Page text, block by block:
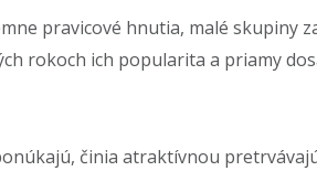
pravicové hnutia, malé skupiny
rokoch ich popularita a priamy
činia atraktívnou